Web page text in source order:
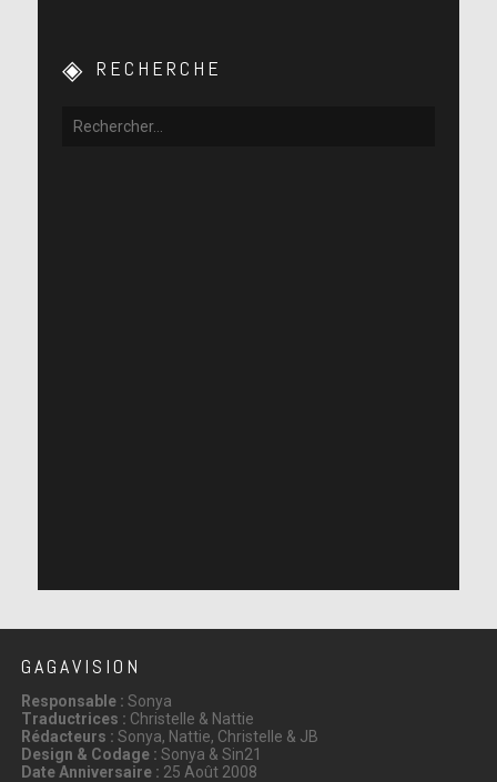
RECHERCHE
GAGAVISION
Responsable : Sonya
Traductrices : Christelle & Nattie
Rédacteurs : Sonya, Nattie, Christelle & JB
Design & Codage : Sonya & Sin21
Date Anniversaire : 25 Août 2008